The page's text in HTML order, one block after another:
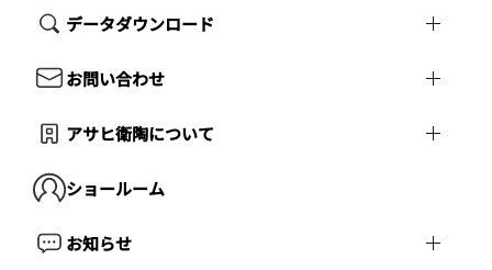
データダウンロード
お問い合わせ
アサヒ衛陶について
ショールーム
お知らせ